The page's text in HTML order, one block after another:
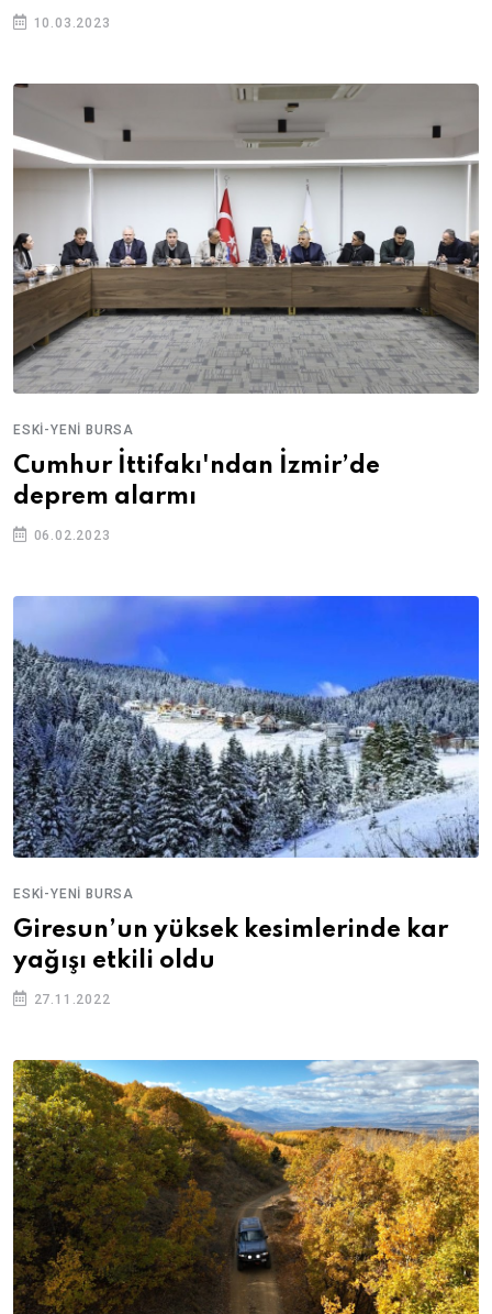
10.03.2023
ESKI-YENI BURSA
Cumhur İttifakı'ndan İzmir’de
deprem alarmı
06.02.2023
ESKI-YENI BURSA
Giresun’un yüksek kesimlerinde kar
yağışı etkili oldu
27.11.2022